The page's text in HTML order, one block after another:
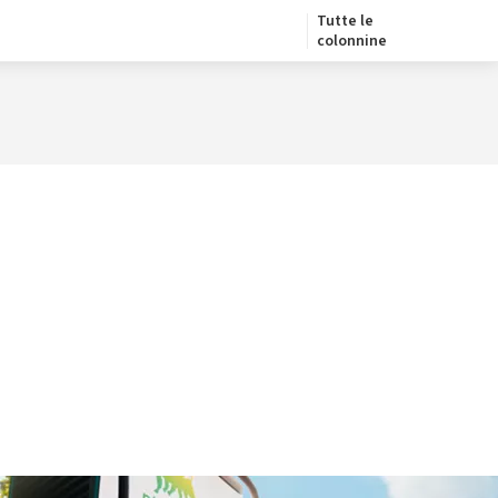
Tutte le
colonnine